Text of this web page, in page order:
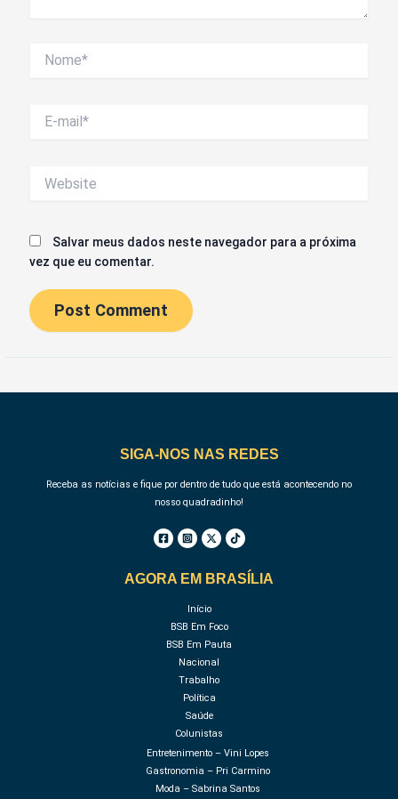
mail*
Salvar meus dados neste navegador para a próxima
vez que eu comentar.
SIGA-NOS NAS REDES
Receba as notícias e fique por dentro de tudo que está acontecendo no
nosso quadradinho!
AGORA EM BRASÍLIA
Início
BSB Em Foco
BSB Em Pauta
Nacional
Trabalho
Política
Saúde
Colunistas
Entretenimento – Vini Lopes
Gastronomia – Pri Carmino
Moda – Sabrina Santos